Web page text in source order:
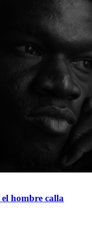
hombre calla